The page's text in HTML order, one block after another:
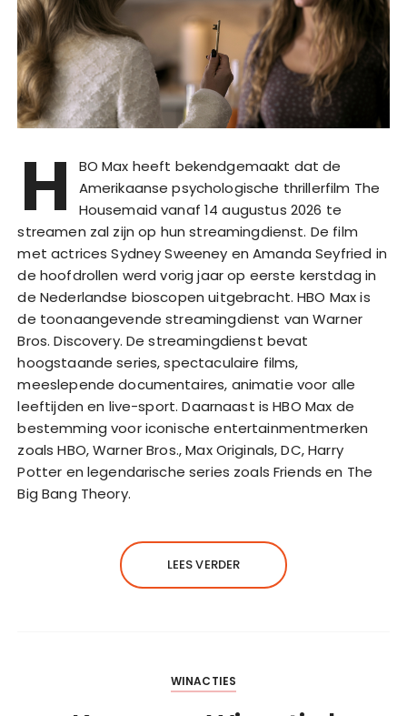
H
BO Max heeft bekendgemaakt dat de
Amerikaanse psychologische thrillerfilm The
Housemaid vanaf 14 augustus 2026 te
streamen zal zijn op hun streamingdienst. De film
met actrices Sydney Sweeney en Amanda Seyfried in
de hoofdrollen werd vorig jaar op eerste kerstdag in
de Nederlandse bioscopen uitgebracht. HBO Max is
de toonaangevende streamingdienst van Warner
Bros. Discovery. De streamingdienst bevat
hoogstaande series, spectaculaire films,
meeslepende documentaires, animatie voor alle
leeftijden en live-sport. Daarnaast is HBO Max de
bestemming voor iconische entertainmentmerken
zoals HBO, Warner Bros., Max Originals, DC, Harry
Potter en legendarische series zoals Friends en The
Big Bang Theory.
LEES VERDER
WINACTIES